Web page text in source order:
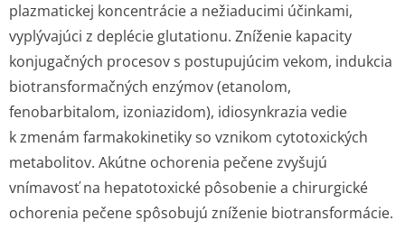
plazmatickej koncentrácie a nežiaducimi účinkami,
vyplývajúci z deplécie glutationu. Zníženie kapacity
konjugačných procesov s postupujúcim vekom, indukcia
biotransformačných enzýmov (etanolom,
fenobarbitalom, izoniazidom), idiosynkrazia vedie
k zmenám farmakokinetiky so vznikom cytotoxických
metabolitov. Akútne ochorenia pečene zvyšujú
vnímavosť na hepatotoxické pôsobenie a chirurgické
ochorenia pečene spôsobujú zníženie biotransformácie.